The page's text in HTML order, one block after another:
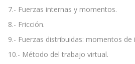
7.- Fuerzas internas y momentos.
8.- Fricción.
9.- Fuerzas distribuidas: momentos de
10.- Método del trabajo virtual.